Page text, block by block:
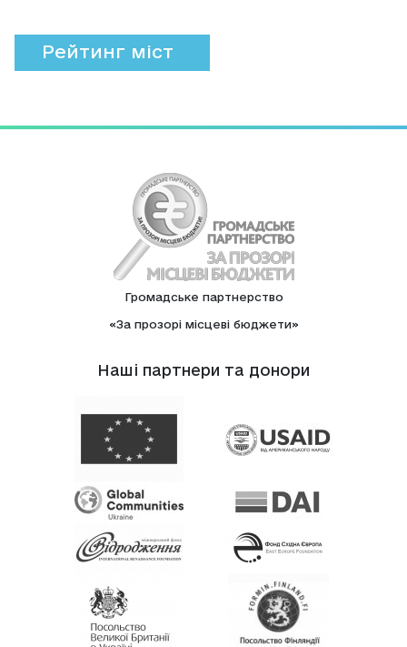
Рейтинг міст
Громадське партнерство
«За прозорі місцеві бюджети»
Нашi партнери та донори